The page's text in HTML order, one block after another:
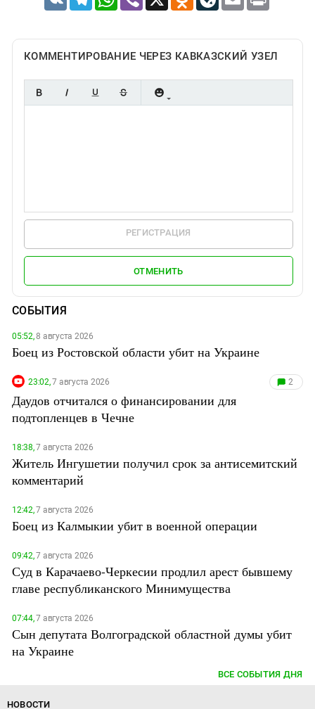
КОММЕНТИРОВАНИЕ ЧЕРЕЗ КАВКАЗСКИЙ УЗЕЛ
РЕГИСТРАЦИЯ
ОТМЕНИТЬ
СОБЫТИЯ
05:52,8 августа 2026
Боец из Ростовской области убит на Украине
23:02,7 августа 2026 2
Даудов отчитался о финансировании для
подтопленцев в Чечне
18:38,7 августа 2026
Житель Ингушетии получил срок за антисемитский
комментарий
12:42,7 августа 2026
Боец из Калмыкии убит в военной операции
09:42,7 августа 2026
Суд в Карачаево-Черкесии продлил арест бывшему
главе республиканского Минимущества
07:44,7 августа 2026
Сын депутата Волгоградской областной думы убит
на Украине
ВСЕ СОБЫТИЯ ДНЯ
НОВОСТИ